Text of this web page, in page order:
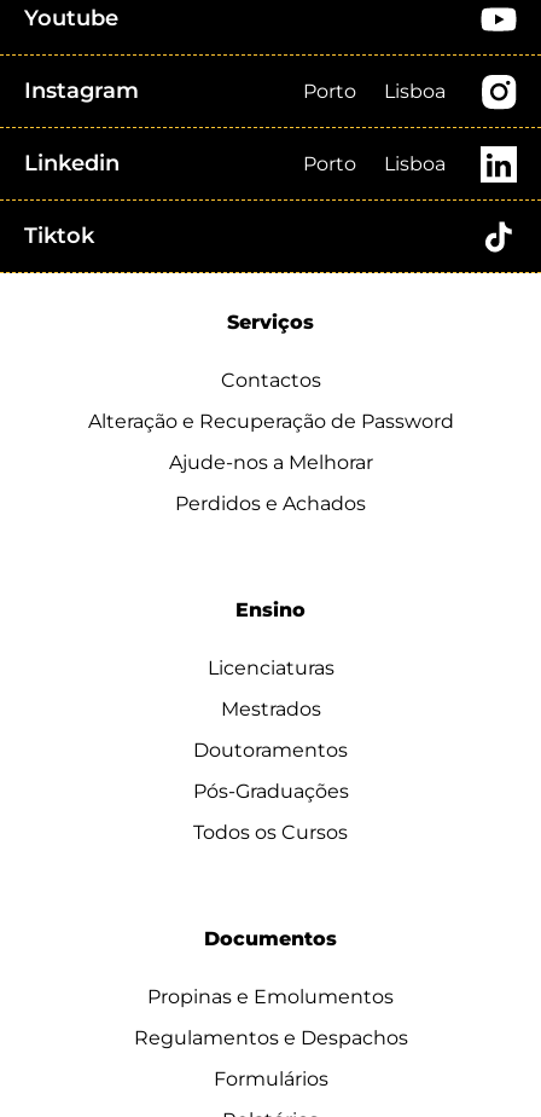
Youtube
Instagram Porto Lisboa
Linkedin Porto Lisboa
Tiktok
Serviços
Contactos
Alteração e Recuperação de Password
Ajude-nos a Melhorar
Perdidos e Achados
Ensino
Licenciaturas
Mestrados
Doutoramentos
Pós-Graduações
Todos os Cursos
Documentos
Propinas e Emolumentos
Regulamentos e Despachos
Formulários